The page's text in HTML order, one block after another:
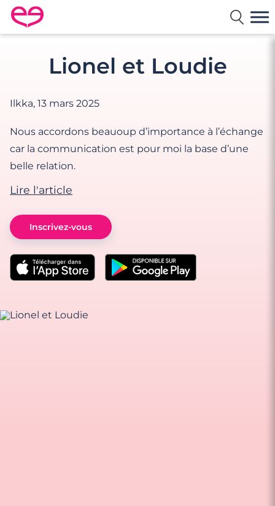
Rencontre en France avec Meetic
Lionel et Loudie
Ilkka, 13 mars 2025
Nous accordons beauoup d’importance à l’échange
car la communication est pour moi la base d’une
belle relation.
Lire l'article
Inscrivez-vous